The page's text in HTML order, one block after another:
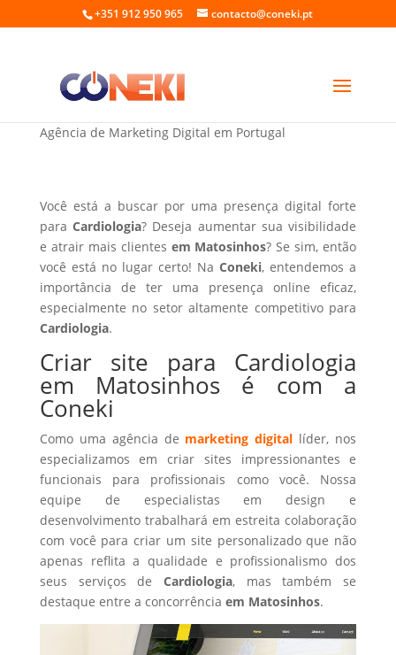
+351 912 950 965 contacto@coneki.pt
Criar site para Cardiologia em Matosinhos
Agência de Marketing Digital em Portugal
Você está a buscar por uma presença digital forte
paraCardiologia? Deseja aumentar sua visibilidade
e atrair mais clientes em Matosinhos? Se sim, então
você está no lugar certo! NaConeki, entendemos a
importância de ter uma presença online eficaz,
especialmente no setor altamente competitivo para
Cardiologia.
Criar site para Cardiologia
em Matosinhos é com a
Coneki
Como uma agência de marketing digital líder, nos
especializamos em criar sites impressionantes e
funcionais para profissionais como você. Nossa
equipe de especialistas em design e
desenvolvimento trabalhará em estreita colaboração
com você para criar um site personalizado que não
apenas reflita a qualidade e profissionalismo dos
seus serviços de Cardiologia, mas também se
destaque entre a concorrência em Matosinhos.